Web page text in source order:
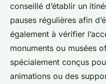
conseillé d’établir un
pauses régulières afin
également à vérifier
monuments ou musées
spécialement conçus
animations ou des